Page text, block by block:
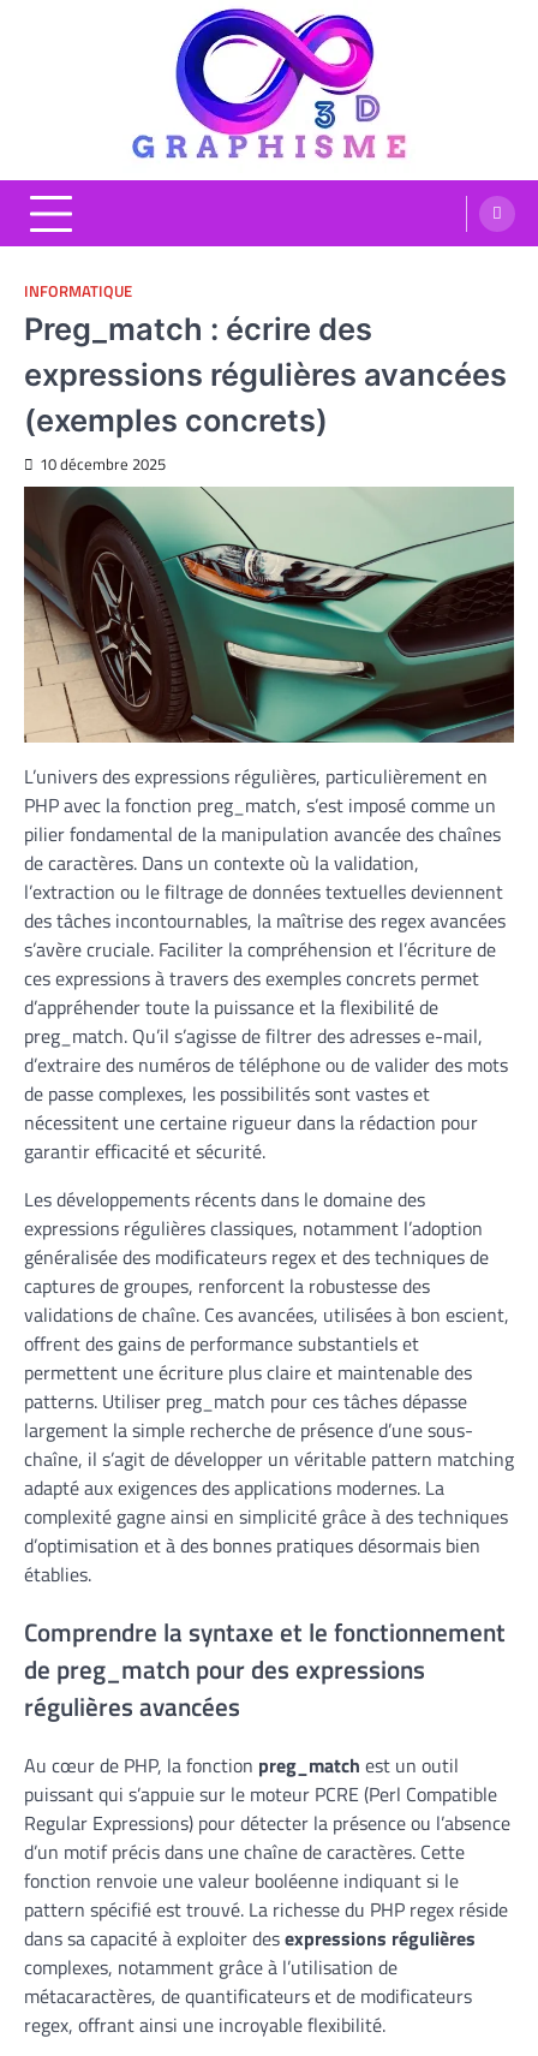
INFORMATIQUE
Preg_match : écrire des
expressions régulières avancées
(exemples concrets)
10 décembre 2025
L’univers des expressions régulières, particulièrement en
PHP avec la fonction preg_match, s’est imposé comme un
pilier fondamental de la manipulation avancée des chaînes
de caractères. Dans un contexte où la validation,
l’extraction ou le filtrage de données textuelles deviennent
des tâches incontournables, la maîtrise des regex avancées
s’avère cruciale. Faciliter la compréhension et l’écriture de
ces expressions à travers des exemples concrets permet
d’appréhender toute la puissance et la flexibilité de
preg_match. Qu’il s’agisse de filtrer des adresses e-mail,
d’extraire des numéros de téléphone ou de valider des mots
de passe complexes, les possibilités sont vastes et
nécessitent une certaine rigueur dans la rédaction pour
garantir efficacité et sécurité.
Les développements récents dans le domaine des
expressions régulières classiques, notamment l’adoption
généralisée des modificateurs regex et des techniques de
captures de groupes, renforcent la robustesse des
validations de chaîne. Ces avancées, utilisées à bon escient,
offrent des gains de performance substantiels et
permettent une écriture plus claire et maintenable des
patterns. Utiliser preg_match pour ces tâches dépasse
largement la simple recherche de présence d’une sous-
chaîne, il s’agit de développer un véritable pattern matching
adapté aux exigences des applications modernes. La
complexité gagne ainsi en simplicité grâce à des techniques
d’optimisation et à des bonnes pratiques désormais bien
établies.
Comprendre la syntaxe et le fonctionnement
de preg_match pour des expressions
régulières avancées
Au cœur de PHP, la fonction preg_match est un outil
puissant qui s’appuie sur le moteur PCRE (Perl Compatible
Regular Expressions) pour détecter la présence ou l’absence
d’un motif précis dans une chaîne de caractères. Cette
fonction renvoie une valeur booléenne indiquant si le
pattern spécifié est trouvé. La richesse du PHP regex réside
dans sa capacité à exploiter desexpressions régulières
complexes, notamment grâce à l’utilisation de
métacaractères, de quantificateurs et de modificateurs
regex, offrant ainsi une incroyable flexibilité.